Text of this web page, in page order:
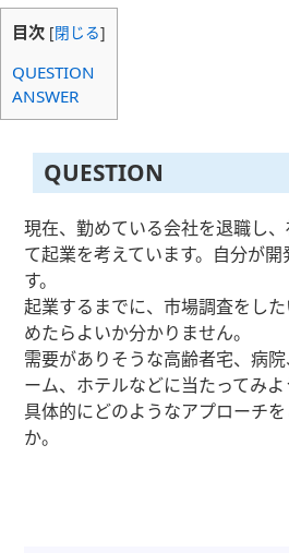
目次 [閉じる]
QUESTION
ANSWER
QUESTION
現在、勤めている会社を退職し
て起業を考えています。自分が
す。
起業するまでに、市場調査をし
めたらよいか分かりません。
需要がありそうな高齢者宅、病
ーム、ホテルなどに当たってみよ
具体的にどのようなアプローチ
か。